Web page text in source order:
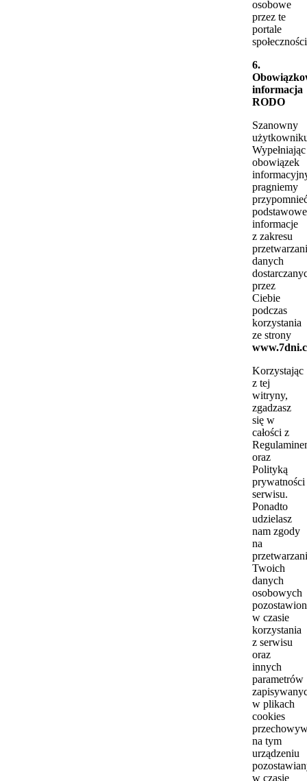
osobowe
przez te
portale
6.
informacja
RODO
Szanowny
Wypełniając
obowiązek
pragniemy
podstawowe
informacje
z zakresu
danych
przez
Ciebie
podczas
korzystania
ze strony
Korzystając
z tej
witryny,
zgadzasz
się w
całości z
oraz
Polityką
prywatności
serwisu.
Ponadto
udzielasz
nam zgody
na
Twoich
danych
osobowych
w czasie
korzystania
z serwisu
oraz
innych
parametrów
w plikach
cookies
na tym
urządzeniu
w czasie